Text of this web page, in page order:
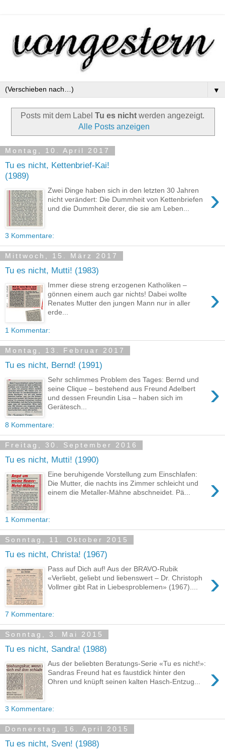
▼
Posts mit dem Label Tu es nicht werden angezeigt.
Alle Posts anzeigen
Montag, 10. April 2017
Tu es nicht, Kettenbrief-Kai!
(1989)
›
Zwei Dinge haben sich in den letzten 30 Jahren
nicht verändert: Die Dummheit von Kettenbriefen
und die Dummheit derer, die sie am Leben...
3 Kommentare:
Mittwoch, 15. März 2017
Tu es nicht, Mutti! (1983)
›
Immer diese streng erzogenen Katholiken –
gönnen einem auch gar nichts! Dabei wollte
Renates Mutter den jungen Mann nur in aller
erde...
1 Kommentar:
Montag, 13. Februar 2017
Tu es nicht, Bernd! (1991)
›
Sehr schlimmes Problem des Tages: Bernd und
seine Clique – bestehend aus Freund Adelbert
und dessen Freundin Lisa – haben sich im
Gerätesch...
8 Kommentare:
Freitag, 30. September 2016
Tu es nicht, Mutti! (1990)
›
Eine beruhigende Vorstellung zum Einschlafen:
Die Mutter, die nachts ins Zimmer schleicht und
einem die Metaller-Mähne abschneidet. Pä...
1 Kommentar:
Sonntag, 11. Oktober 2015
Tu es nicht, Christa! (1967)
›
Pass auf Dich auf! Aus der BRAVO-Rubik
«Verliebt, geliebt und liebenswert – Dr. Christoph
Vollmer gibt Rat in Liebesproblemen» (1967)....
7 Kommentare:
Sonntag, 3. Mai 2015
Tu es nicht, Sandra! (1988)
›
Aus der beliebten Beratungs-Serie «Tu es nicht!»:
Sandras Freund hat es faustdick hinter den
Ohren und knüpft seinen kalten Hasch-Entzug...
3 Kommentare:
Donnerstag, 16. April 2015
Tu es nicht, Sven! (1988)